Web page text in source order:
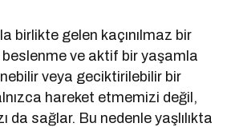
birlikte gelen kaçınılmaz bir
ve aktif bir yaşamla
veya geciktirilebilir bir
hareket etmemizi değil,
da sağlar. Bu nedenle yaşlılıkta